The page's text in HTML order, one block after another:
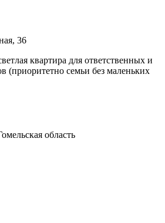
36
квартира для ответственных и
(приоритетно семьи без маленьких
область